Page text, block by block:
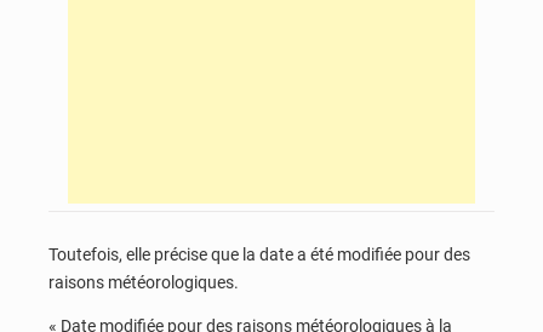
Toutefois, elle précise que la date a été modifiée pour des
raisons météorologiques.
« Date modifiée pour des raisons météorologiques à la